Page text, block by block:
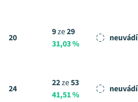
20
9ze29
31,03 %
neuvádí
24
22ze53
41,51 %
neuvádí